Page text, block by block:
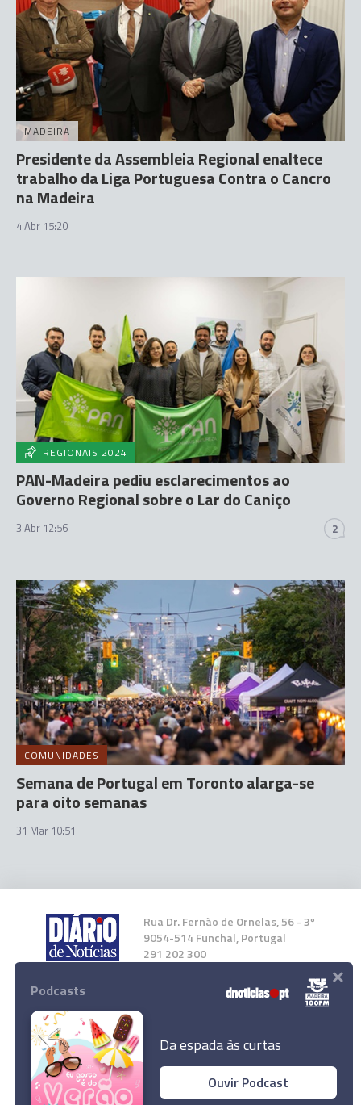
MADEIRA
Presidente da Assembleia Regional enaltece
trabalho da Liga Portuguesa Contra o Cancro
na Madeira
4 Abr 15:20
REGIONAIS 2024
PAN-Madeira pediu esclarecimentos ao
Governo Regional sobre o Lar do Caniço
3 Abr 12:56 2
COMUNIDADES
Semana de Portugal em Toronto alarga-se
para oito semanas
31 Mar 10:51
Rua Dr. Fernão de Ornelas, 56 - 3º
9054-514 Funchal, Portugal
291 202 300
Instale a nossa App
© 2024 Empresa Diário de Notícias, Lda.
Podcasts
Da espada às curtas
Ouvir Podcast
×